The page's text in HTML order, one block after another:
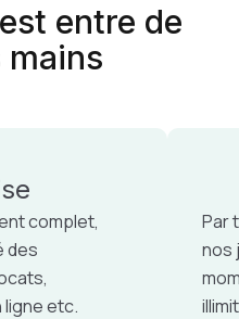
entre de
mains
complet,
des
etc.
Par
nos